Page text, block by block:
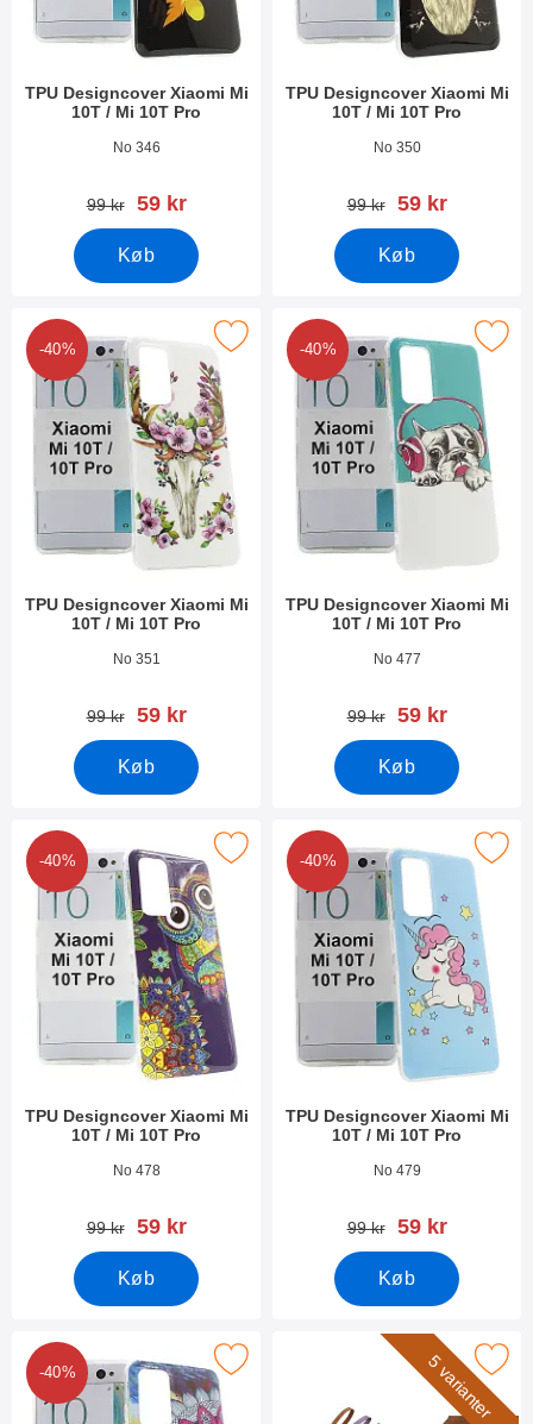
TPU Designcover Xiaomi Mi
10T / Mi 10T Pro
Varenr 38570No 346
pris
99 kr pris
59 kr
Køb
TPU Designcover Xiaomi Mi
10T / Mi 10T Pro
Varenr 38569No 350
pris
99 kr pris
59 kr
Køb
-40%
TPU Designcover Xiaomi Mi
10T / Mi 10T Pro
Varenr 38568No 351
pris
99 kr pris
59 kr
Køb
tPU Designcover Xiaomi Mi 10T / Mi 10T Pro som favorit
-40%
TPU Designcover Xiaomi Mi
10T / Mi 10T Pro
Varenr 38567No 477
pris
99 kr pris
59 kr
Køb
Marker tPU Designcover Xiaomi Mi
-40%
TPU Designcover Xiaomi Mi
10T / Mi 10T Pro
Varenr 38566No 478
pris
99 kr pris
59 kr
Køb
tPU Designcover Xiaomi Mi 10T / Mi 10T Pro som favorit
-40%
TPU Designcover Xiaomi Mi
10T / Mi 10T Pro
Varenr 38565No 479
pris
99 kr pris
59 kr
Køb
Marker tPU Designcover Xiaomi Mi
-40%
tPU Designcover Xiaomi Mi 10T / Mi 10T Pro som favorit
5 varianter
Marker wrist Strap til XL